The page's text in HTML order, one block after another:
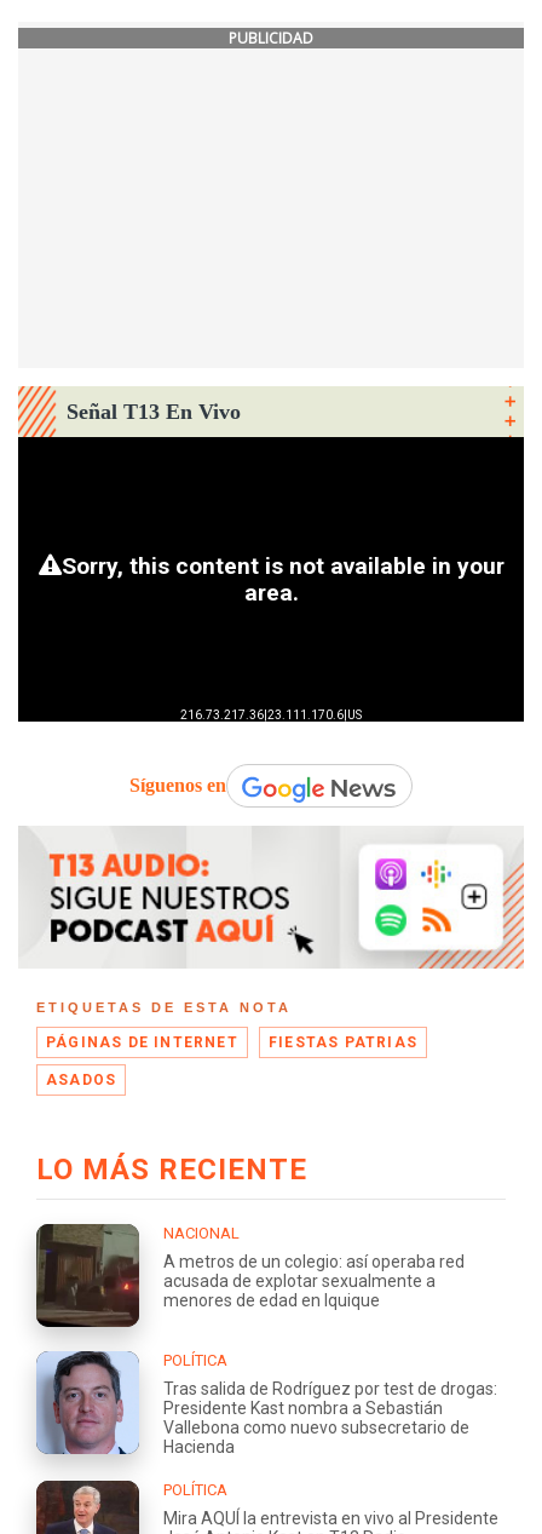
PUBLICIDAD
Señal T13 En Vivo
Síguenos en
ETIQUETAS DE ESTA NOTA
PÁGINAS DE INTERNET FIESTAS PATRIAS
ASADOS
LO MÁS RECIENTE
NACIONAL
A metros de un colegio: así operaba red
acusada de explotar sexualmente a
menores de edad en Iquique
POLÍTICA
Tras salida de Rodríguez por test de drogas:
Presidente Kast nombra a Sebastián
Vallebona como nuevo subsecretario de
Hacienda
POLÍTICA
Mira AQUÍ la entrevista en vivo al Presidente